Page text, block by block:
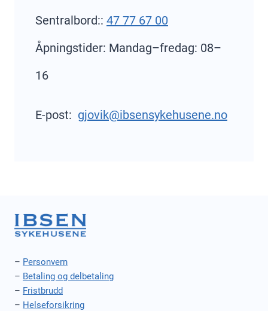
Sentralbord:: 47 77 67 00
Åpningstider: Mandag–fredag: 08–
16
E-post: gjovik@ibsensykehusene.no
– Personvern
– Betaling og delbetaling
– Fristbrudd
– Helseforsikring